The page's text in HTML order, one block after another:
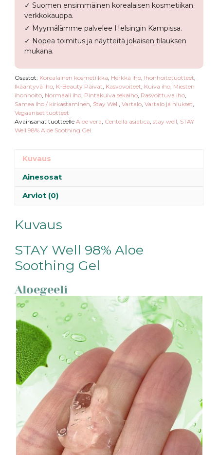
määrä
✓ Suomen ensimmäinen korealaisen kosmetiikan
verkkokauppa.
✓ Myymälämme palvelee Helsingin Kampissa.
✓ Nopea toimitus ja näytteitä jokaisen tilauksen
mukana.
Osastot: Korealainen kosmetiikka Herkkä iho Ihonhoitotuotteet
Ikääntyvä iho K-Beauty Päivät Kasvovoiteet Kuiva iho Miesten
ihonhoito Normaali iho Pintakuiva sekaiho Rasvoittuva iho
Samea iho / kirkastaminen Stay Well Vartalo Vartalo ja hiukset
Vegaaniset tuotteet
Avainsanat tuotteelle Aloe vera Centella asiatica stay well STAY
Well 98% Aloe Soothing Gel
Kuvaus
Ainesosat
Arviot (0)
Kuvaus
STAY Well 98% Aloe
Soothing Gel
Aloegeeli